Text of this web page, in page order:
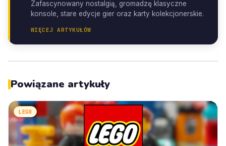
Zafascynowany nostalgią, gromadzę klasyczne
konsole, stare edycje gier oraz karty kolekcjonerskie.
WIĘCEJ ARTYKUŁÓW
Powiązane artykuły
LEGO